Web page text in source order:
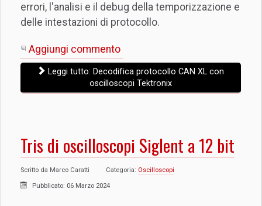
errori, l'analisi e il debug della temporizzazione e
delle intestazioni di protocollo.
Aggiungi commento
Leggi tutto: Decodifica protocollo CAN XL con
oscilloscopi Tektronix
Tris di oscilloscopi Siglent a 12 bit
Scritto da Marco Caratti Categoria: Oscilloscopi
Pubblicato: 06 Marzo 2024